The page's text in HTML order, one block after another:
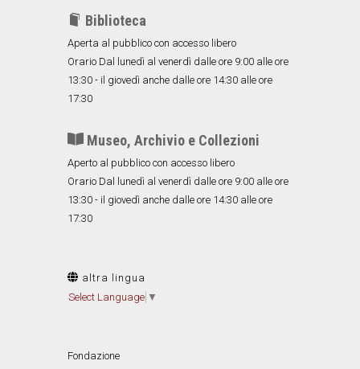
Biblioteca
Aperta al pubblico con accesso libero
Orario Dal lunedì al venerdì dalle ore 9:00 alle ore
13:30 - il giovedì anche dalle ore 14:30 alle ore
17:30
Museo, Archivio e Collezioni
Aperto al pubblico con accesso libero
Orario Dal lunedì al venerdì dalle ore 9:00 alle ore
13:30 - il giovedì anche dalle ore 14:30 alle ore
17:30
altra lingua
Select Language ▼
Fondazione